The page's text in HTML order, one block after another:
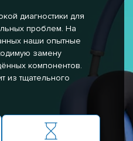
диагностики для
проблем. На
наши опытные
замену
компонентов.
из тщательного